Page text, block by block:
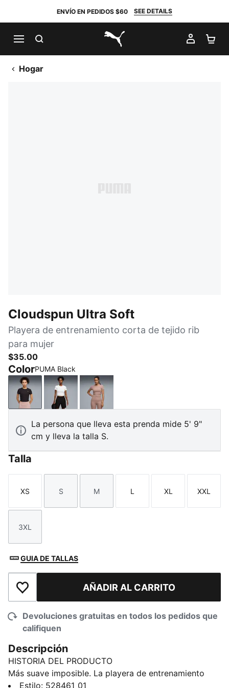
ENVÍO EN PEDIDOS $60 SEE DETAILS
PUMA.com
MI
Hogar
Cloudspun Ultra Soft
Playera de entrenamiento corta de tejido rib
para mujer
$35.00
ColorPUMA Black
PUMA BlackPUMA WhiteSandstone
La persona que lleva esta prenda mide 5' 9"
cm y lleva la talla S.
Talla
Talla
XS
Talla
S
Talla
M
Talla
L
Talla
XL
Talla
XXL
Talla
3XL
GUIA DE TALLAS
Añadir a la lista de deseosAÑADIR AL CARRITO
Devoluciones gratuitas en todos los pedidos que
califiquen
Descripción
HISTORIA DEL PRODUCTO
Más suave imposible. La playera de entrenamiento
CLOUDSPUN se ajusta perfectamente al cuerpo
Estilo: 528461_01